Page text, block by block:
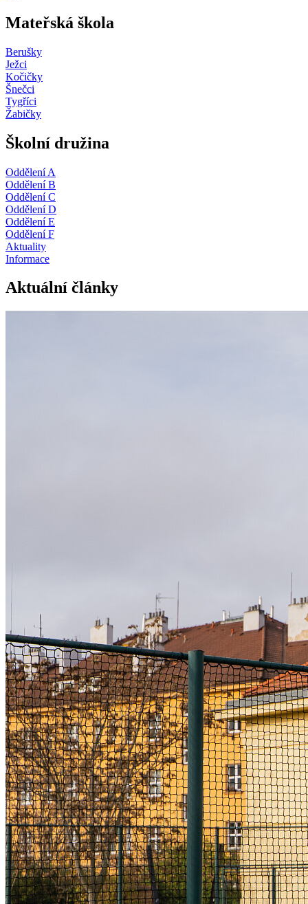
Mateřská škola
Berušky
Ježci
Kočičky
Šnečci
Tygříci
Žabičky
Školní družina
Oddělení A
Oddělení B
Oddělení C
Oddělení D
Oddělení E
Oddělení F
Aktuality
Informace
Aktuální články